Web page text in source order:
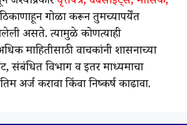
गोळा करून तुमच्यापर्येंत
असते. त्यामुळे कोणत्याही
माहितीसाठी वाचकांनी शासनाच्या
संबंधित विभाग व इतर माध्यमाचा
अर्ज करावा किंवा निष्कर्ष काढावा.